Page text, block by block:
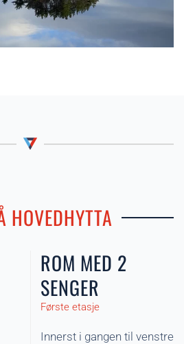
HOVEDHYTTA
ROM MED 2
SENGER
Første etasje
Innerst i gangen til venstre